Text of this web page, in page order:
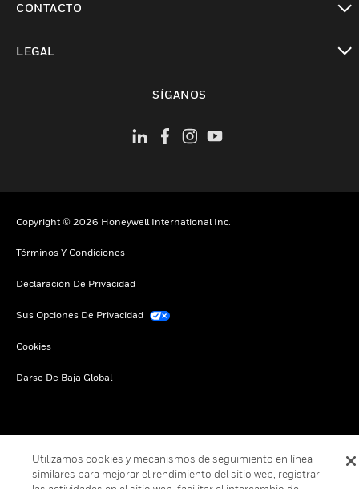
CONTACTO
LEGAL
SÍGANOS
Copyright © 2026 Honeywell International Inc.
Términos Y Condiciones
Declaración De Privacidad
Sus Opciones De Privacidad
Cookies
Darse De Baja Global
Utilizamos cookies y mecanismos de seguimiento en línea
similares para mejorar el rendimiento del sitio web, registrar